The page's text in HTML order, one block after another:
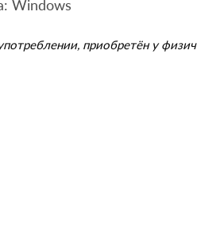
Windows
приобретён у